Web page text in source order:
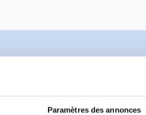
Paramètres des annonces
commentaire